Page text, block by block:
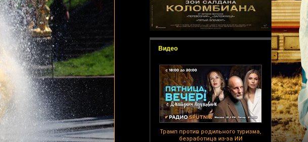
Видео
Трамп против родильного туризма,
безработица из-за ИИ